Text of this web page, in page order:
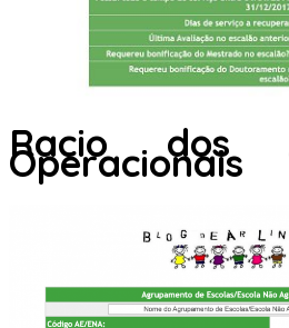
Racio dos
Operacionais